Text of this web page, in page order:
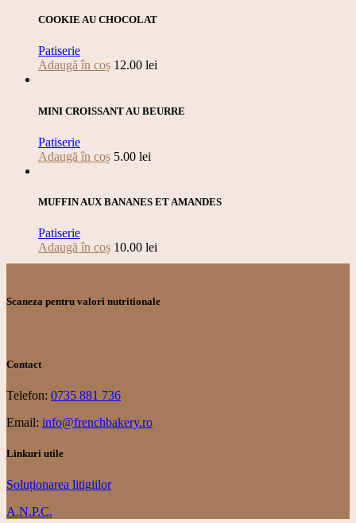
COOKIE AU CHOCOLAT
Patiserie
Adaugă în coș 12.00 lei
MINI CROISSANT AU BEURRE
Patiserie
Adaugă în coș 5.00 lei
MUFFIN AUX BANANES ET AMANDES
Patiserie
Adaugă în coș 10.00 lei
Scaneza pentru valori nutritionale
Contact
Telefon: 0735 881 736
Email: info@frenchbakery.ro
Linkuri utile
Soluționarea litigiilor
A.N.P.C.